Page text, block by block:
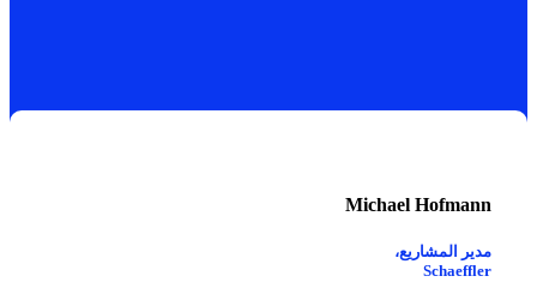
Michael Hofmann
مدير المشاريع،
Schaeffler